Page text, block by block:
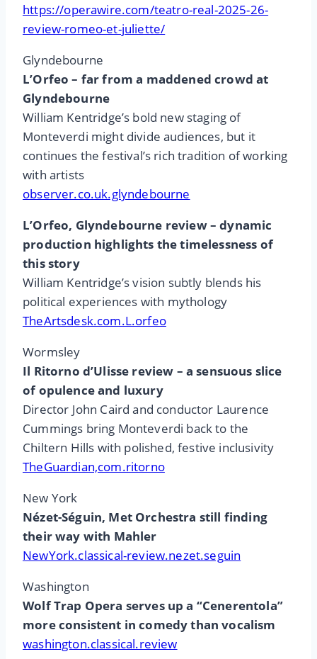
https://operawire.com/teatro-real-2025-26-
review-romeo-et-juliette/
Glyndebourne
L’Orfeo – far from a maddened crowd at
Glyndebourne
William Kentridge’s bold new staging of
Monteverdi might divide audiences, but it
continues the festival’s rich tradition of working
with artists
observer.co.uk.glyndebourne
L’Orfeo, Glyndebourne review – dynamic
production highlights the timelessness of
this story
William Kentridge’s vision subtly blends his
political experiences with mythology
TheArtsdesk.com.L.orfeo
Wormsley
Il Ritorno d’Ulisse review – a sensuous slice
of opulence and luxury
Director John Caird and conductor Laurence
Cummings bring Monteverdi back to the
Chiltern Hills with polished, festive inclusivity
TheGuardian,com.ritorno
New York
Nézet-Séguin, Met Orchestra still finding
their way with Mahler
NewYork.classical-review.nezet.seguin
Washington
Wolf Trap Opera serves up a “Cenerentola”
more consistent in comedy than vocalism
washington.classical.review